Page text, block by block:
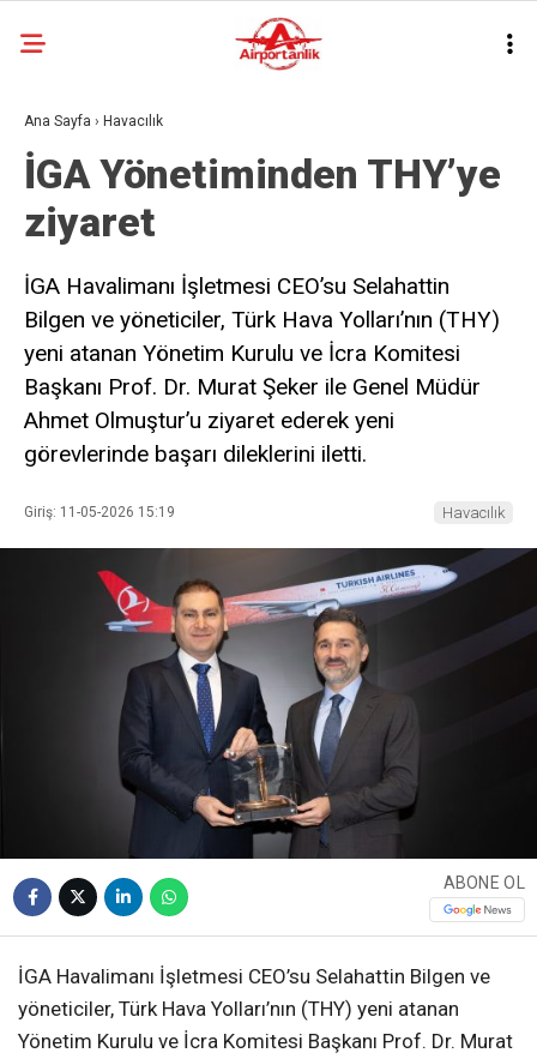
WhatsApp İhbar
Facebook
Youtube
GALERİ VİDEO YAZARLAR
TURIZM
DÜNYA
TEKNOLOJI
TÜRKIYE
EKONOMI
SERVISLER
Ana Sayfa › Havacılık
İGA Yönetiminden THY’ye
ziyaret
İGA Havalimanı İşletmesi CEO’su Selahattin
Bilgen ve yöneticiler, Türk Hava Yolları’nın (THY)
yeni atanan Yönetim Kurulu ve İcra Komitesi
Başkanı Prof. Dr. Murat Şeker ile Genel Müdür
Ahmet Olmuştur’u ziyaret ederek yeni
görevlerinde başarı dileklerini iletti.
Giriş: 11-05-2026 15:19 Havacılık
ABONE OL
İGA Havalimanı İşletmesi CEO’su Selahattin Bilgen ve
yöneticiler, Türk Hava Yolları’nın (THY) yeni atanan
Yönetim Kurulu ve İcra Komitesi Başkanı Prof. Dr. Murat